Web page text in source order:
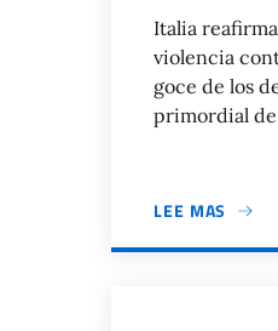
Italia
violencia
goce de los
primordial
LEE MAS